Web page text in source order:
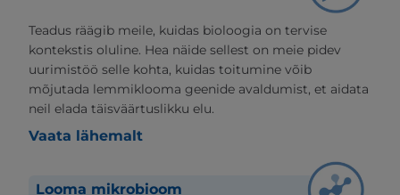
Teadus räägib meile, kuidas bioloogia on tervise
kontekstis oluline. Hea näide sellest on meie pidev
uurimistöö selle kohta, kuidas toitumine võib
mõjutada lemmiklooma geenide avaldumist, et aidata
neil elada täisväärtuslikku elu.
Vaata lähemalt
Looma mikrobioom